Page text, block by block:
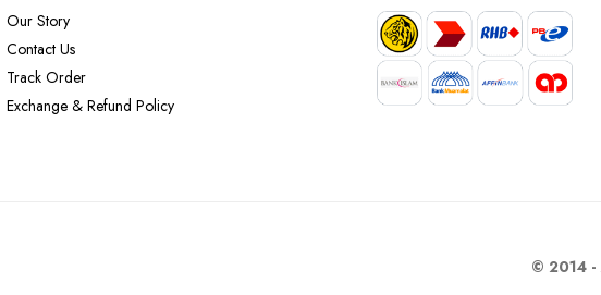
Our Story
Contact Us
Track Order
Exchange & Refund Policy
© 2014 -